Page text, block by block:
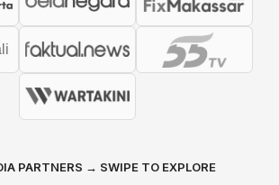
PARTNERS → SWIPE TO EXPLORE